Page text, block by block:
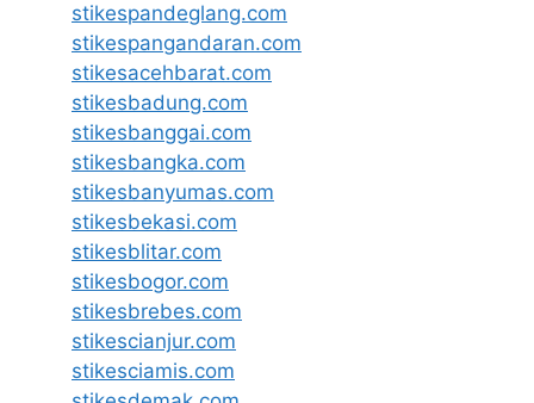
stikespandeglang.com
stikespangandaran.com
stikesacehbarat.com
stikesbadung.com
stikesbanggai.com
stikesbangka.com
stikesbanyumas.com
stikesbekasi.com
stikesblitar.com
stikesbogor.com
stikesbrebes.com
stikescianjur.com
stikesciamis.com